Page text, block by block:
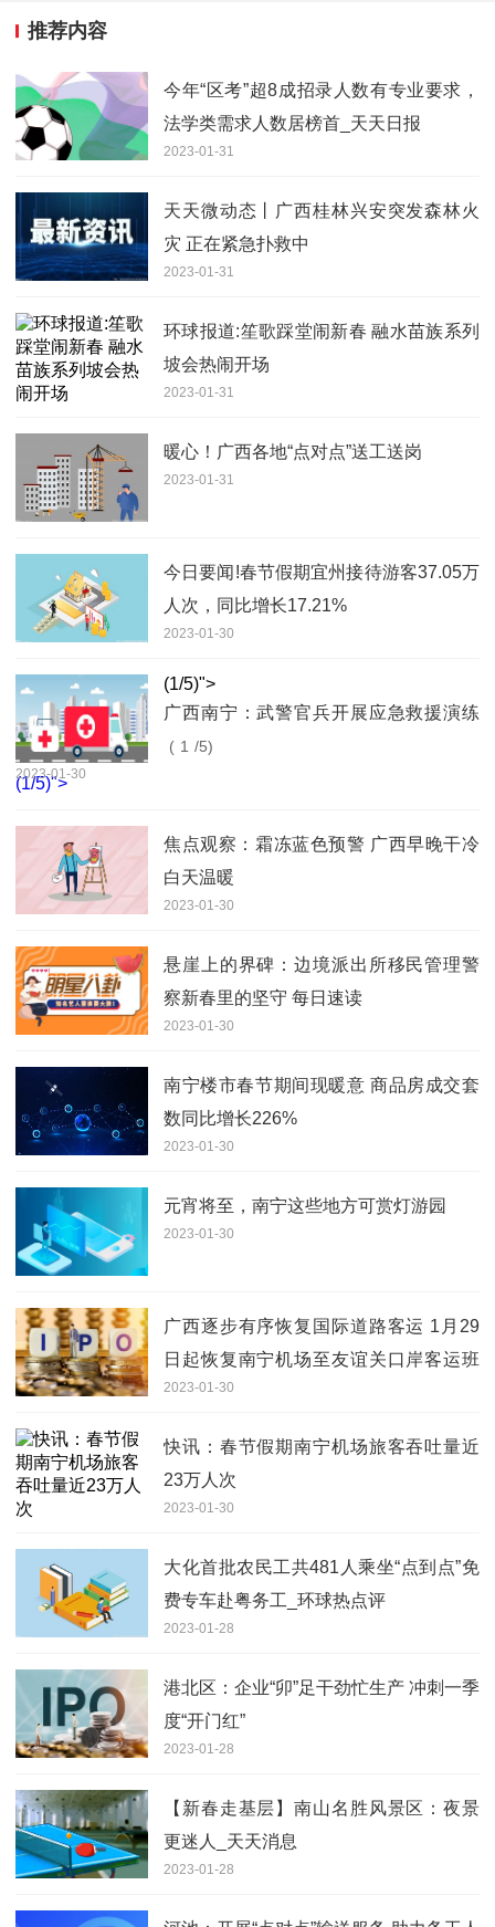
推荐内容
今年“区考”超8成招录人数有专业要求，
法学类需求人数居榜首_天天日报
2023-01-31
天天微动态丨广西桂林兴安突发森林火
灾 正在紧急扑救中
2023-01-31
环球报道:笙歌踩堂闹新春 融水苗族系列
坡会热闹开场
2023-01-31
暖心！广西各地“点对点”送工送岗
2023-01-31
今日要闻!春节假期宜州接待游客37.05万
人次，同比增长17.21%
2023-01-30
(1/5)">
广西南宁：武警官兵开展应急救援演练
( 1 /5)
2023-01-30
(1/5)">
焦点观察：霜冻蓝色预警 广西早晚干冷
白天温暖
2023-01-30
悬崖上的界碑：边境派出所移民管理警
察新春里的坚守 每日速读
2023-01-30
南宁楼市春节期间现暖意 商品房成交套
数同比增长226%
2023-01-30
元宵将至，南宁这些地方可赏灯游园
2023-01-30
广西逐步有序恢复国际道路客运 1月29
日起恢复南宁机场至友谊关口岸客运班
线
2023-01-30
快讯：春节假期南宁机场旅客吞吐量近
23万人次
2023-01-30
大化首批农民工共481人乘坐“点到点”免
费专车赴粤务工_环球热点评
2023-01-28
港北区：企业“卯”足干劲忙生产 冲刺一季
度“开门红”
2023-01-28
【新春走基层】南山名胜风景区：夜景
更迷人_天天消息
2023-01-28